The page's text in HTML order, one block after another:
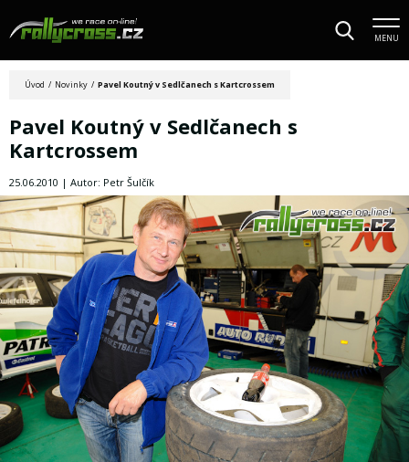
MENU
Úvod / Novinky / Pavel Koutný v Sedlčanech s Kartcrossem
Pavel Koutný v Sedlčanech s
Kartcrossem
25.06.2010 | Autor: Petr Šulčík